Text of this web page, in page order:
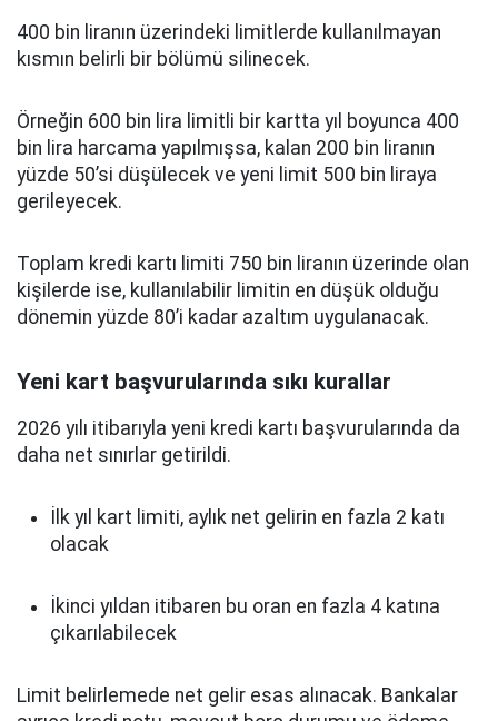
400 bin liranın üzerindeki limitlerde kullanılmayan
kısmın belirli bir bölümü silinecek.
Örneğin 600 bin lira limitli bir kartta yıl boyunca 400
bin lira harcama yapılmışsa, kalan 200 bin liranın
yüzde 50’si düşülecek ve yeni limit 500 bin liraya
gerileyecek.
Toplam kredi kartı limiti 750 bin liranın üzerinde olan
kişilerde ise, kullanılabilir limitin en düşük olduğu
dönemin yüzde 80’i kadar azaltım uygulanacak.
Yeni kart başvurularında sıkı kurallar
2026 yılı itibarıyla yeni kredi kartı başvurularında da
daha net sınırlar getirildi.
İlk yıl kart limiti, aylık net gelirin en fazla 2 katı
olacak
İkinci yıldan itibaren bu oran en fazla 4 katına
çıkarılabilecek
Limit belirlemede net gelir esas alınacak. Bankalar